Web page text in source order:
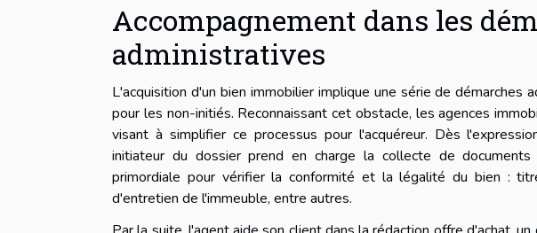
Accompagnement dans les
administratives
L'acquisition d'un bien immobilier implique une série de démarches
pour les non-initiés. Reconnaissant cet obstacle, les agences
visant à simplifier ce processus pour l'acquéreur. Dès
initiateur du dossier prend en charge la collecte de
primordiale pour vérifier la conformité et la légalité du bien :
d'entretien de l'immeuble, entre autres.